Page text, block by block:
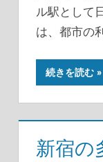
ル駅として
は、都市の
続きを読む
新宿の